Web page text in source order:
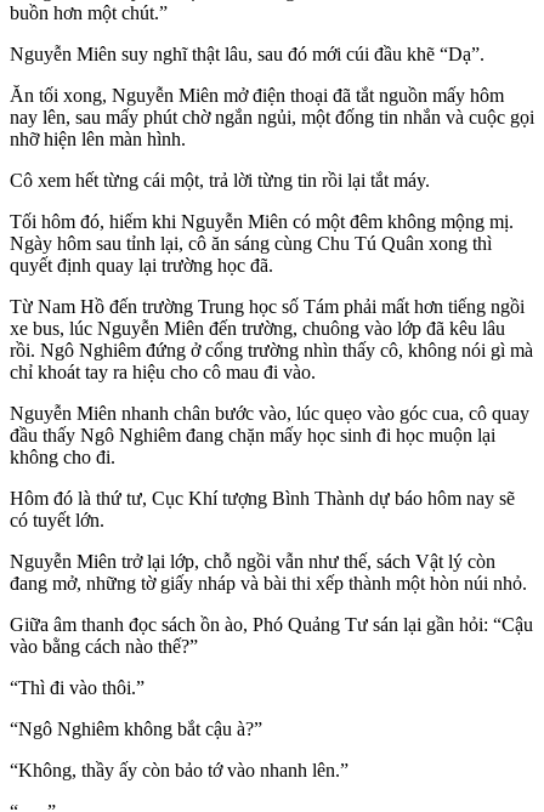
buồn hơn một chút.”
Nguyễn Miên suy nghĩ thật lâu, sau đó mới cúi đầu khẽ “Dạ”.
Ăn tối xong, Nguyễn Miên mở điện thoại đã tắt nguồn mấy hôm
nay lên, sau mấy phút chờ ngắn ngủi, một đống tin nhắn và cuộc gọi
nhỡ hiện lên màn hình.
Cô xem hết từng cái một, trả lời từng tin rồi lại tắt máy.
Tối hôm đó, hiếm khi Nguyễn Miên có một đêm không mộng mị.
Ngày hôm sau tỉnh lại, cô ăn sáng cùng Chu Tú Quân xong thì
quyết định quay lại trường học đã.
Từ Nam Hồ đến trường Trung học số Tám phải mất hơn tiếng ngồi
xe bus, lúc Nguyễn Miên đến trường, chuông vào lớp đã kêu lâu
rồi. Ngô Nghiêm đứng ở cổng trường nhìn thấy cô, không nói gì mà
chỉ khoát tay ra hiệu cho cô mau đi vào.
Nguyễn Miên nhanh chân bước vào, lúc quẹo vào góc cua, cô quay
đầu thấy Ngô Nghiêm đang chặn mấy học sinh đi học muộn lại
không cho đi.
Hôm đó là thứ tư, Cục Khí tượng Bình Thành dự báo hôm nay sẽ
có tuyết lớn.
Nguyễn Miên trở lại lớp, chỗ ngồi vẫn như thế, sách Vật lý còn
đang mở, những tờ giấy nháp và bài thi xếp thành một hòn núi nhỏ.
Giữa âm thanh đọc sách ồn ào, Phó Quảng Tư sán lại gần hỏi: “Cậu
vào bằng cách nào thế?”
“Thì đi vào thôi.”
“Ngô Nghiêm không bắt cậu à?”
“Không, thầy ấy còn bảo tớ vào nhanh lên.”